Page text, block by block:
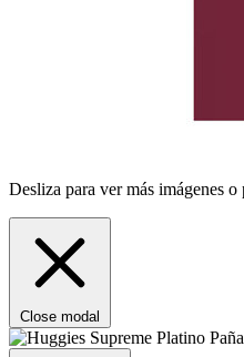
Desliza para ver más imágenes o
Close modal